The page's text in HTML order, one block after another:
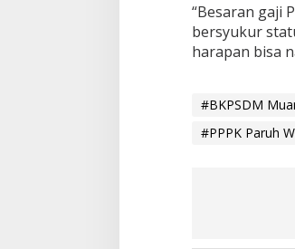
“Besaran gaji
bersyukur
harapan bisa
#BKPSDM
#PPPK Paruh